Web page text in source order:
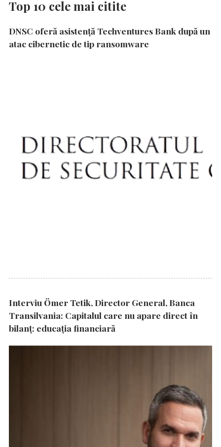
Top 10 cele mai citite
DNSC oferă asistență Techventures Bank după un
atac cibernetic de tip ransomware
Interviu Ömer Tetik, Director General, Banca
Transilvania: Capitalul care nu apare direct în
bilanț: educația financiară